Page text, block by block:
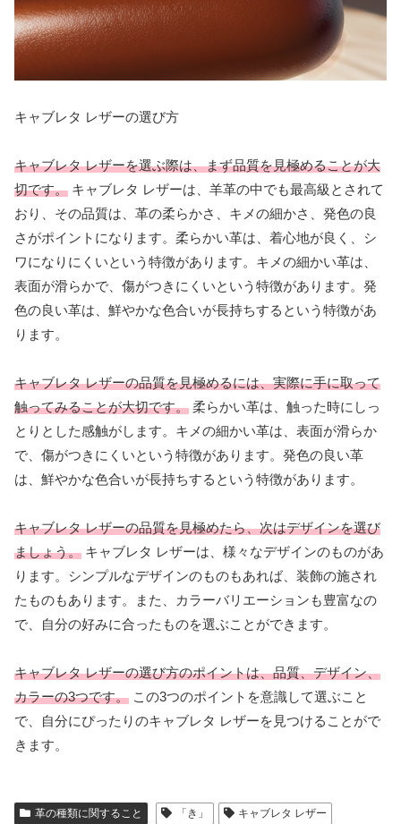
キャブレタ レザーの選び方
キャブレタ レザーを選ぶ際は、まず品質を見極めることが大
切です。 キャブレタ レザーは、羊革の中でも最高級とされて
おり、その品質は、革の柔らかさ、キメの細かさ、発色の良
さがポイントになります。柔らかい革は、着心地が良く、シ
ワになりにくいという特徴があります。キメの細かい革は、
表面が滑らかで、傷がつきにくいという特徴があります。発
色の良い革は、鮮やかな色合いが長持ちするという特徴があ
ります。
キャブレタ レザーの品質を見極めるには、実際に手に取って
触ってみることが大切です。 柔らかい革は、触った時にしっ
とりとした感触がします。キメの細かい革は、表面が滑らか
で、傷がつきにくいという特徴があります。発色の良い革
は、鮮やかな色合いが長持ちするという特徴があります。
キャブレタ レザーの品質を見極めたら、次はデザインを選び
ましょう。 キャブレタ レザーは、様々なデザインのものがあ
ります。シンプルなデザインのものもあれば、装飾の施され
たものもあります。また、カラーバリエーションも豊富なの
で、自分の好みに合ったものを選ぶことができます。
キャブレタ レザーの選び方のポイントは、品質、デザイン、
カラーの3つです。 この3つのポイントを意識して選ぶこと
で、自分にぴったりのキャブレタ レザーを見つけることがで
きます。
革の種類に関すること 「き」
キャブレタ レザー